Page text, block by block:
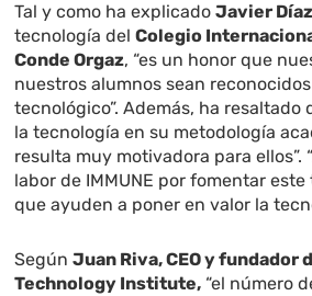
Tal y como ha explicadoJavier Díaz
tecnología delColegio
Conde Orgaz, “es un honor que
nuestros alumnos sean
tecnológico”. Además, ha resaltado
la tecnología en su metodología
resulta muy motivadora para ellos”.
labor de IMMUNE por fomentar
que ayuden a poner en valor la
SegúnJuan Riva, CEO y fundador
Technology Institute, “el número